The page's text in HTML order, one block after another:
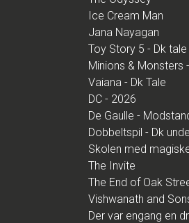
Ice Cream Man
Jana Nayagan
Toy Story 5 - Dk tale
Minions & Monsters
Vaiana - Dk Tale
DC - 2026
De Gaulle -
Dobbeltspil - Dk
Skolen med
The Invite
The End of Oak
Vishwanath and
Der var engang en